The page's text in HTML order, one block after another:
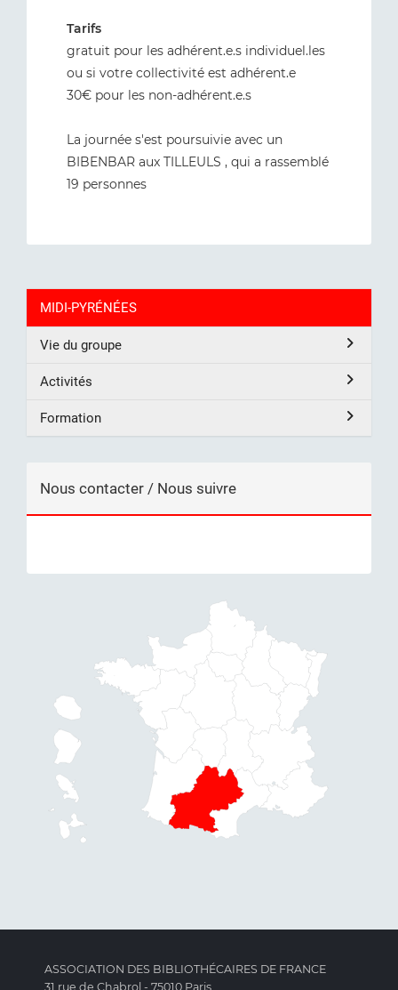
Tarifs
gratuit pour les adhérent.e.s individuel.les
ou si votre collectivité est adhérent.e
30€ pour les non-adhérent.e.s
La journée s'est poursuivie avec un
BIBENBAR aux TILLEULS , qui a rassemblé
19 personnes
MIDI-PYRÉNÉES
Vie du groupe
Activités
Formation
Nous contacter / Nous suivre
ASSOCIATION DES BIBLIOTHÉCAIRES DE FRANCE
31 rue de Chabrol - 75010 Paris